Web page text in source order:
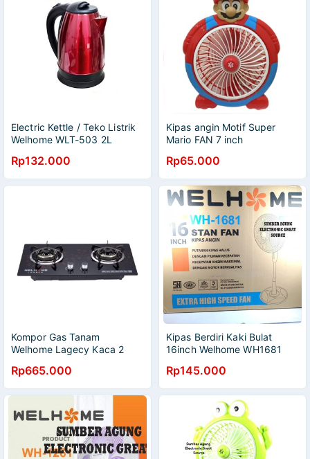
Electric Kettle / Teko Listrik
Welhome WLT-503 2L
Rp132.000
Kipas angin Motif Super
Mario FAN 7 inch
Rp65.000
Kompor Gas Tanam
Welhome Lagecy Kaca 2
Rp665.000
Kipas Berdiri Kaki Bulat
16inch Welhome WH1681
Rp145.000